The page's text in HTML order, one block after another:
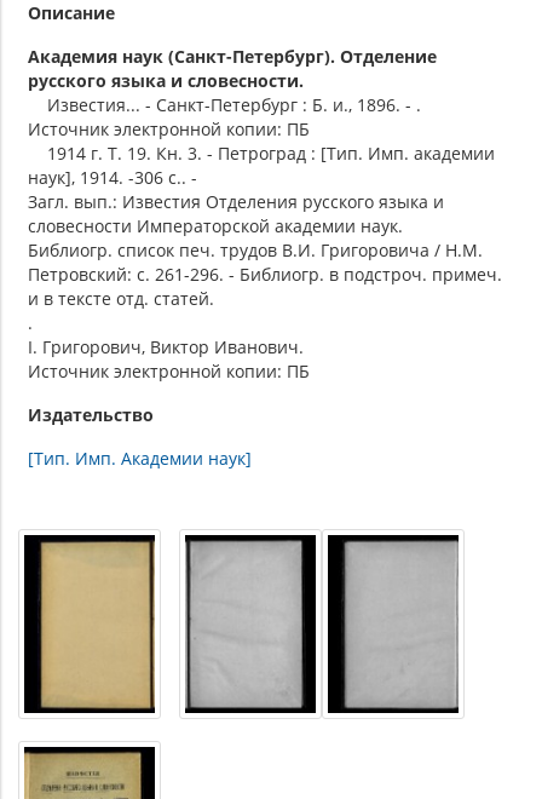
Описание
Академия наук (Санкт-Петербург). Отделение
русского языка и словесности.
Известия... - Санкт-Петербург : Б. и., 1896. - .
Источник электронной копии: ПБ
1914 г. Т. 19. Кн. 3. - Петроград : [Тип. Имп. академии
наук], 1914. -306 с.. -
Загл. вып.: Известия Отделения русского языка и
словесности Императорской академии наук.
Библиогр. список печ. трудов В.И. Григоровича / Н.М.
Петровский: с. 261-296. - Библиогр. в подстроч. примеч.
и в тексте отд. статей.
.
I. Григорович, Виктор Иванович.
Источник электронной копии: ПБ
Издательство
[Тип. Имп. Академии наук]